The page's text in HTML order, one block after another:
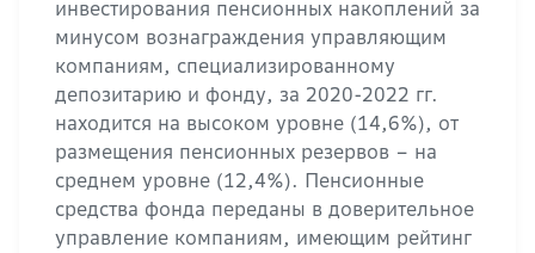
инвестирования пенсионных накоплений за
минусом вознаграждения управляющим
компаниям, специализированному
депозитарию и фонду, за 2020-2022 гг.
находится на высоком уровне (14,6%), от
размещения пенсионных резервов – на
среднем уровне (12,4%). Пенсионные
средства фонда переданы в доверительное
управление компаниям, имеющим рейтинг